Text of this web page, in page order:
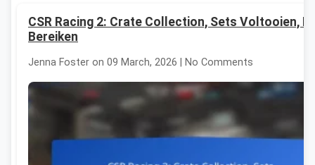
CSR Racing 2: Crate Collection, Sets Voltooien,
Bereiken
Jenna Foster on 09 March, 2026 | No Comments